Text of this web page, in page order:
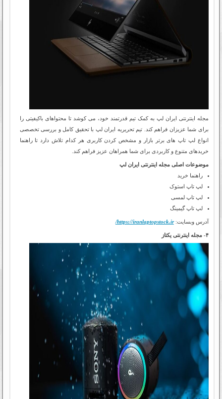
مجله اینترنتی ایران لپ به کمک تیم قدرتمند خود، می کوشد تا محتواهای باکیفیتی را
برای شما عزیزان فراهم کند. تیم تحریریه ایران لپ با تحقیق کامل و بررسی تخصصی
انواع لپ تاپ های برتر بازار و مشخص کردن کاربری هر کدام تلاش دارد تا راهنما
خریدهای متنوع و کاربردی برای شما همراهان عزیز فراهم کند.
موضوعات اصلی مجله اینترنتی ایران لپ
راهنما خرید
لپ تاپ استوک
لپ تاپ لمسی
لپ تاپ گیمینگ
آدرس وبسایت:https://iranlaptopstock.ir/
۴- مجله اینترنتی یکتاز